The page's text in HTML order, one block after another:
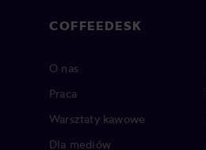
COFFEEDESK
O nas
Praca
Warsztaty kawowe
Dla mediów